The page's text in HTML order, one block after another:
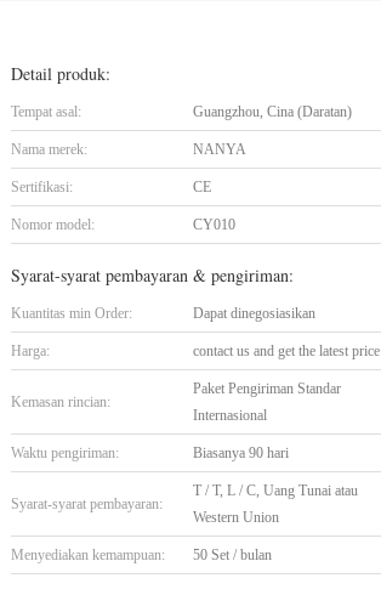
Detail produk:
Tempat asal: Guangzhou, Cina (Daratan)
Nama merek: NANYA
Sertifikasi: CE
Nomor model: CY010
Syarat-syarat pembayaran & pengiriman:
Kuantitas min Order: Dapat dinegosiasikan
Harga: contact us and get the latest price
Kemasan rincian:
Paket Pengiriman Standar
Internasional
Waktu pengiriman: Biasanya 90 hari
Syarat-syarat pembayaran:
T / T, L / C, Uang Tunai atau
Western Union
Menyediakan kemampuan: 50 Set / bulan